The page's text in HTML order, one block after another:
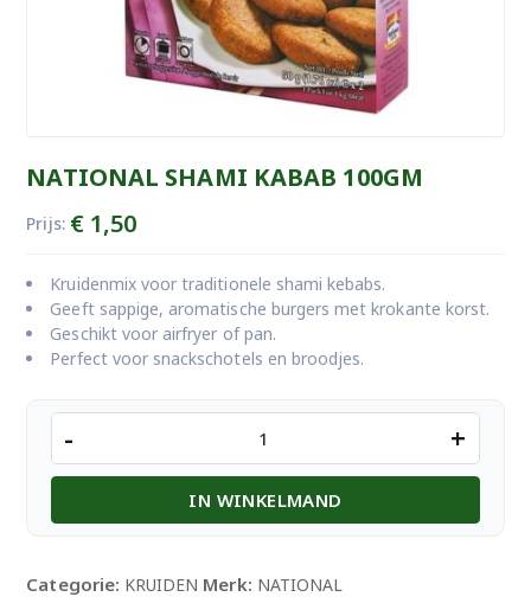
NATIONAL SHAMI KABAB 100GM
Prijs: €1,50
Kruidenmix voor traditionele shami kebabs.
Geeft sappige, aromatische burgers met krokante korst.
Geschikt voor airfryer of pan.
Perfect voor snackschotels en broodjes.
SHAMI
KABAB
aantal
- +
IN WINKELMAND
Categorie: KRUIDEN Merk: NATIONAL